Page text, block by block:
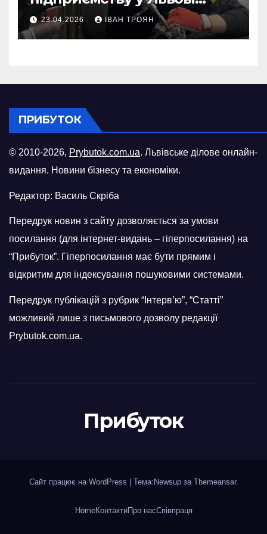
відновити виробничі
потужності після атаки
російського БПЛА
23.04.2026 ІВАН ТРОЯН
ПРИБУТОК
© 2010-2026, Prybutok.com.ua. Львівське ділове онлайн-
видання. Новини бізнесу та економіки.
Редактор: Василь Скріба
Передрук новин з сайту дозволяється за умови
посилання (для інтернет-видань – гіперпосилання) на
“Прибуток”. Гіперпосилання має бути прямим і
відкритим для індексування пошуковими системами.
Передрук публікацій з рубрик “Інтерв’ю”, “Статті”
можливий лише з письмового дозволу редакції
Prybutok.com.ua.
Прибуток
Сайт працює на WordPress Тема:Newsup за Themeansar.
HomeКонтактиПро насСпівпраця